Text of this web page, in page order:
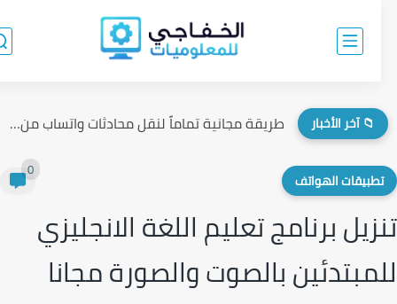
📁 آخر الأخبار طريقة مجانية تماماً لنقل محادثات واتساب من الآيفون إلى الأندرويد...
الهواتف
برنامج تعليم اللغة الانجليزي
بالصوت والصورة مجانا